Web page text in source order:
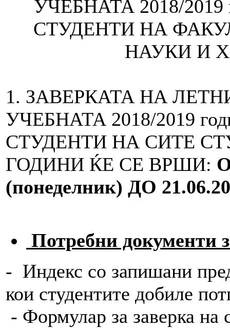
УЧЕБНАТА 2018/
СТУДЕНТИ НА
НАУКИ И
1. ЗАВЕРКАТА НА
УЧЕБНАТА 2018/2019
СТУДЕНТИ НА СИТЕ
ГОДИНИ ЌЕ СЕ ВРШИ:
(понеделник) ДО 21
Потребни документи
- Индекс со запишани
кои студентите добиле
- Формулар за заверка